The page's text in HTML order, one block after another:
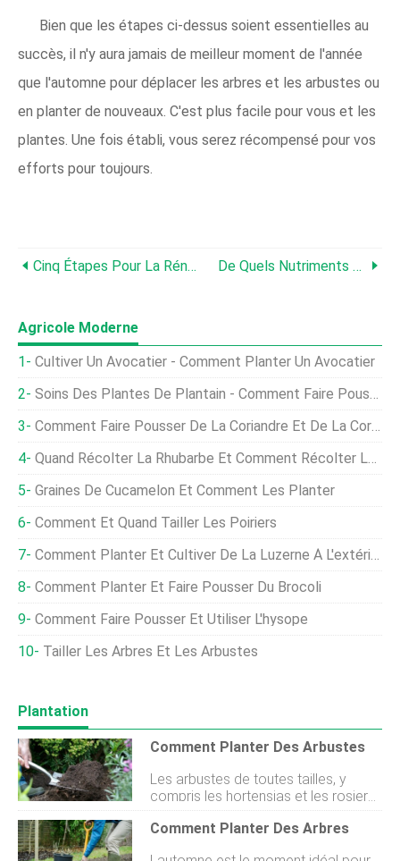
Bien que les étapes ci-dessus soient essentielles au
succès, il n'y aura jamais de meilleur moment de l'année
que l'automne pour déplacer les arbres et les arbustes ou
en planter de nouveaux. C'est plus facile pour vous et les
plantes. Une fois établi, vous serez récompensé pour vos
efforts pour toujours.
Cinq Étapes Pour La Rénovation Printanière De La Pelouse De Quels Nutriments Les Plantes Et Les Pelouses Ont-Elles Besoin ?
Agricole Moderne
Cultiver Un Avocatier - Comment Planter Un Avocatier
Soins Des Plantes De Plantain - Comment Faire Pousser Des Arbres De Plantain
Comment Faire Pousser De La Coriandre Et De La Coriandre
Quand Récolter La Rhubarbe Et Comment Récolter La Rhubarbe
Graines De Cucamelon Et Comment Les Planter
Comment Et Quand Tailler Les Poiriers
Comment Planter Et Cultiver De La Luzerne À L'extérieur
Comment Planter Et Faire Pousser Du Brocoli
Comment Faire Pousser Et Utiliser L'hysope
Tailler Les Arbres Et Les Arbustes
Plantation
Comment Planter Des Arbustes
Les arbustes de toutes tailles, y
compris les hortensias et les rosiers
buissons, forment le cadre
permanent de la plupart des
Comment Planter Des Arbres